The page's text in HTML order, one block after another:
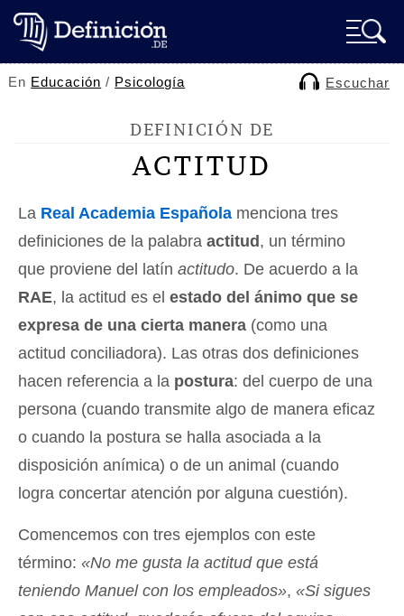
En Educación / Psicología Escuchar
DEFINICIÓN DE
ACTITUD
La Real Academia Española menciona tres
definiciones de la palabra actitud , un término
que proviene del latín actitudo. De acuerdo a la
RAE, la actitud es el estado del ánimo que se
expresa de una cierta manera (como una
actitud conciliadora). Las otras dos definiciones
hacen referencia a la postura: del cuerpo de una
persona (cuando transmite algo de manera eficaz
o cuando la postura se halla asociada a la
disposición anímica) o de un animal (cuando
logra concertar atención por alguna cuestión).
Comencemos con tres ejemplos con este
término: «No me gusta la actitud que está
teniendo Manuel con los empleados», «Si sigues